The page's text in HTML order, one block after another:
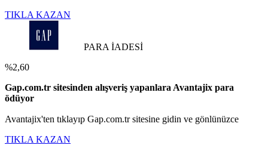
TIKLA KAZAN
PARA İADESİ
%2,60
Gap.com.tr sitesinden alışveriş yapanlara Avantajix para
ödüyor
Avantajix'ten tıklayıp Gap.com.tr sitesine gidin ve gönlünüzce
TIKLA KAZAN